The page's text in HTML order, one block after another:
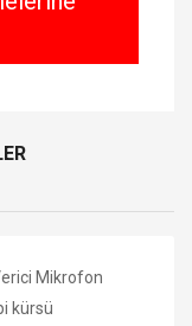
Mikrofon
kürsü